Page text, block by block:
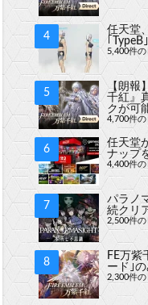
任天堂
｢
5,400件
【朗報
千紅』
クが可
4,700件の
任天堂
ナップ
4,400件の
パラノ
続クリ
2,500件の
FE万紫
ード｣
2,300件